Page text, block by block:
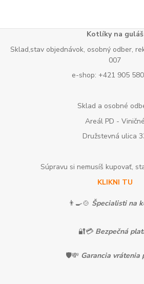
Kotlíky na guláš
Sklad,stav objednávok, osobný odber,
007
e-shop: +421 905
Sklad a osobné
Areál PD - Viničné
Družstevná ulica
Súpravu si nemusíš kupovať,
KLIKNI TU
👨‍🍳🍲 Špecialisti na
🔐💳 Bezpečná
🛡️💸 Garancia vrátenia